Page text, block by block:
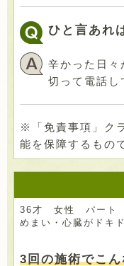
ひと言あれ
辛かった日々
切って電話し
※「免責事項」ク
能を保障するもの
36才 女性 パート
めまい・心臓がドキ
3回の施術でこ